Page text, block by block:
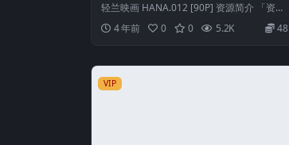
轻兰映画 HANA.012 [90P] 资源简介 「资源
名称」：轻兰映画 HAN...
4 年前 0 0 5.2K 48
VIP